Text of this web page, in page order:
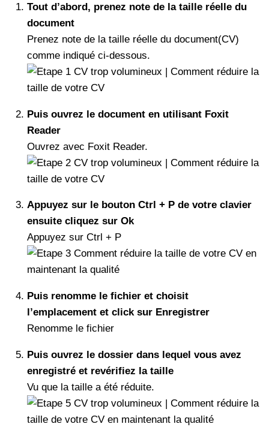
Tout d’abord, prenez note de la taille réelle du
document
Prenez note de la taille réelle du document(CV)
comme indiqué ci-dessous.
Puis ouvrez le document en utilisant Foxit
Reader
Ouvrez avec Foxit Reader.
Appuyez sur le bouton Ctrl + P de votre clavier
ensuite cliquez sur Ok
Appuyez sur Ctrl + P
Puis renomme le fichier et choisit
l’emplacement et click sur Enregistrer
Renomme le fichier
Puis ouvrez le dossier dans lequel vous avez
enregistré et revérifiez la taille
Vu que la taille a été réduite.